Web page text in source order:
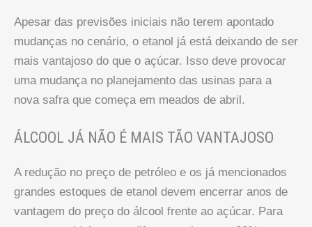
Apesar das previsões iniciais não terem apontado
mudanças no cenário, o etanol já está deixando de ser
mais vantajoso do que o açúcar. Isso deve provocar
uma mudança no planejamento das usinas para a
nova safra que começa em meados de abril.
ÁLCOOL JÁ NÃO É MAIS TÃO VANTAJOSO
A redução no preço de petróleo e os já mencionados
grandes estoques de etanol devem encerrar anos de
vantagem do preço do álcool frente ao açúcar. Para